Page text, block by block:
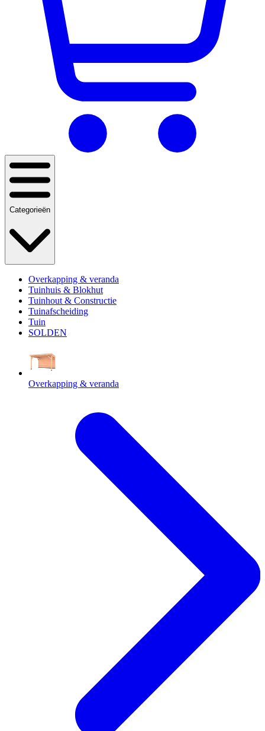
Categorieën
Overkapping & veranda
Tuinhuis & Blokhut
Tuinhout & Constructie
Tuinafscheiding
Tuin
SOLDEN
Overkapping & veranda